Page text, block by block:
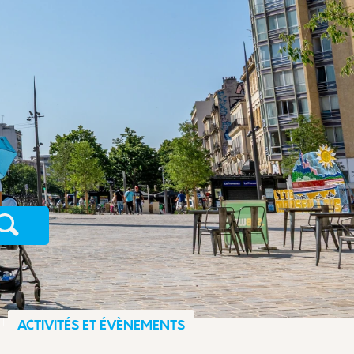
Recherche
ACTIVITÉS ET ÉVÈNEMENTS